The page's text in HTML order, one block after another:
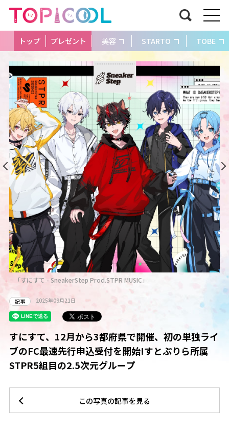
トップ プレゼント 美容 STARTO TOBE
｢すにすて - SneakerStep Prod.STPR MUSIC｣
記事 2025年09月21日
すにすて、12月から3都府県で開催、初の単独ライ
ブのFC最速先行申込受付を開始!すとぷりら所属
STPR5組目の2.5次元グループ
この写真の記事を見る